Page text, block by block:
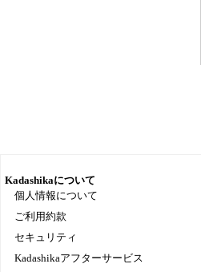
Kadashikaについて
個人情報について
ご利用約款
セキュリティ
Kadashikaアフターサービス